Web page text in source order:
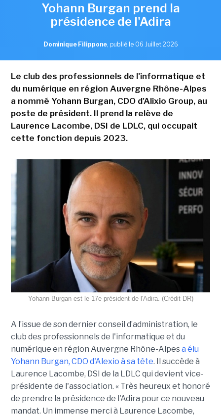
Yohann Burgan prend la
présidence de l'Adira
Dominique Filippone, publié le 06 Juillet 2026
Le club des professionnels de l'informatique et
du numérique en région Auvergne Rhône-Alpes
a nommé Yohann Burgan, CDO d'Alixio Group, au
poste de président. Il prend la relève de
Laurence Lacombe, DSI de LDLC, qui occupait
cette fonction depuis 2023.
Yohann Burgan est le 17e président de l'Adira. (Crédit DR)
A l’issue de son dernier conseil d’administration, le
club des professionnels de l'informatique et du
numérique en région Auvergne Rhône-Alpesa élu
Yohann Burgan, CDO d'Alexio à sa tête. Il succède à
Laurence Lacombe, DSI de la LDLC qui devient vice-
présidente de l'association. « Très heureux et honoré
de prendre la présidence de l'Adira pour ce nouveau
mandat. Un immense merci à Laurence Lacombe,